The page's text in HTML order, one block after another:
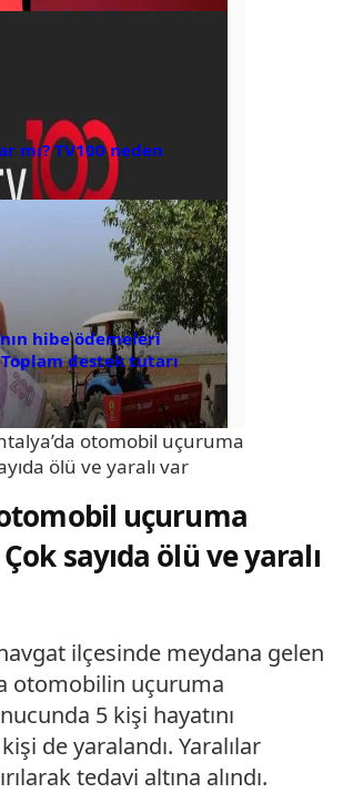
mı? TV100 neden
hibe ödemeleri
destek tutarı
otomobil uçuruma
ölü ve yaralı var
uçuruma
sayıda ölü ve yaralı
ilçesinde meydana gelen
otomobilin uçuruma
5 kişi hayatını
de yaralandı. Yaralılar
tedavi altına alındı.